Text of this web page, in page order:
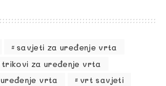
savjeti za uređenje vrta
trikovi za uređenje vrta
uređenje vrta vrt savjeti